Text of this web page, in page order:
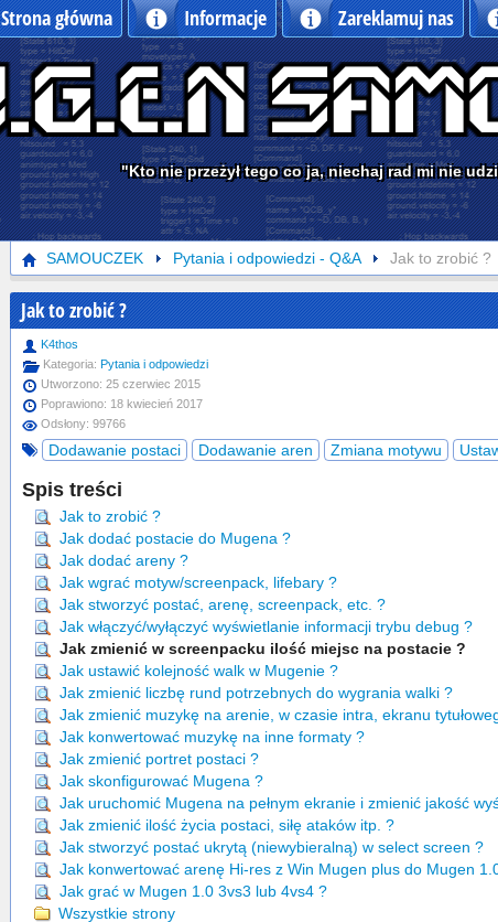
Strona główna Informacje Zareklamuj nas
"Kto nie przeżył tego co ja, niechaj rad mi nie
SAMOUCZEK Pytania i odpowiedzi - Q&A Jak to zrobić ?
Jak to zrobić ?
K4thos
Kategoria: Pytania i odpowiedzi
Utworzono: 25 czerwiec 2015
Poprawiono: 18 kwiecień 2017
Odsłony: 99766
Dodawanie postaci Dodawanie aren Zmiana motywu
Spis treści
Jak to zrobić ?
Jak dodać postacie do Mugena ?
Jak dodać areny ?
Jak wgrać motyw/screenpack, lifebary ?
Jak stworzyć postać, arenę, screenpack, etc. ?
Jak włączyć/wyłączyć wyświetlanie informacji trybu debug ?
Jak zmienić w screenpacku ilość miejsc na postacie ?
Jak ustawić kolejność walk w Mugenie ?
Jak zmienić liczbę rund potrzebnych do wygrania walki ?
Jak zmienić muzykę na arenie, w czasie intra, ekranu
Jak konwertować muzykę na inne formaty ?
Jak zmienić portret postaci ?
Jak skonfigurować Mugena ?
Jak uruchomić Mugena na pełnym ekranie i zmienić jakość
Jak zmienić ilość życia postaci, siłę ataków itp. ?
Jak stworzyć postać ukrytą (niewybieralną) w select screen ?
Jak konwertować arenę Hi-res z Win Mugen plus do Mugen
Jak grać w Mugen 1.0 3vs3 lub 4vs4 ?
Wszystkie strony